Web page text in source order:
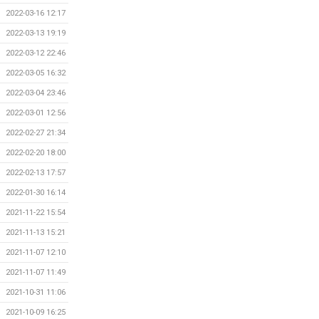
2022-03-16 12:17
2022-03-13 19:19
2022-03-12 22:46
2022-03-05 16:32
2022-03-04 23:46
2022-03-01 12:56
2022-02-27 21:34
2022-02-20 18:00
2022-02-13 17:57
2022-01-30 16:14
2021-11-22 15:54
2021-11-13 15:21
2021-11-07 12:10
2021-11-07 11:49
2021-10-31 11:06
2021-10-09 16:25